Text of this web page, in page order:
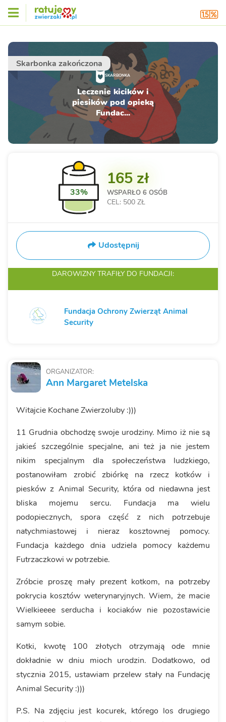
Skarbonka zakończona
SKARBONKA
Leczenie kicików i
piesików pod opieką
Fundac...
ORGANIZATOR:
Ann Margaret Metelska
Witajcie Kochane Zwierzoluby :)))
11 Grudnia obchodzę swoje urodziny. Mimo iż nie są
jakieś szczególnie specjalne, ani też ja nie jestem
nikim specjalnym dla społeczeństwa ludzkiego,
postanowiłam zrobić zbiórkę na rzecz kotków i
piesków z Animal Security, która od niedawna jest
bliska mojemu sercu. Fundacja ma wielu
podopiecznych, spora część z nich potrzebuje
natychmiastowej i nieraz kosztownej pomocy.
Fundacja każdego dnia udziela pomocy każdemu
Futrzaczkowi w potrzebie.
Zróbcie proszę mały prezent kotkom, na potrzeby
pokrycia kosztów weterynaryjnych. Wiem, że macie
Wielkieeee serducha i kociaków nie pozostawicie
samym sobie.
Kotki, kwotę 100 złotych otrzymają ode mnie
dokładnie w dniu mioch urodzin. Dodatkowo, od
stycznia 2015, ustawiam przelew stały na Fundację
Animal Security :)))
P.S. Na zdjęciu jest kocurek, którego los drugiego
33%
165 zł
WSPARŁO 6 OSÓB
CEL: 500 ZŁ
Udostępnij
DAROWIZNY TRAFIŁY DO FUNDACJI:
Fundacja Ochrony Zwierząt Animal
Security